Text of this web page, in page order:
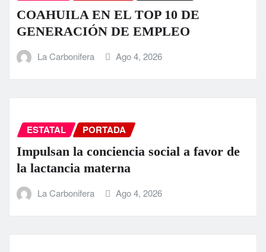
COAHUILA EN EL TOP 10 DE
GENERACIÓN DE EMPLEO
La Carbonifera Ago 4, 2026
ESTATAL PORTADA
Impulsan la conciencia social a favor de
la lactancia materna
La Carbonifera Ago 4, 2026